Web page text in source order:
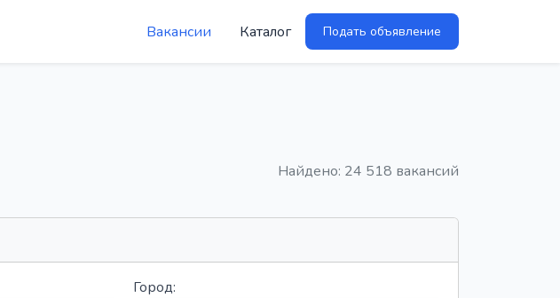
Вакансии Каталог Подать объявление
Найдено: 24 518 вакансий
Город: